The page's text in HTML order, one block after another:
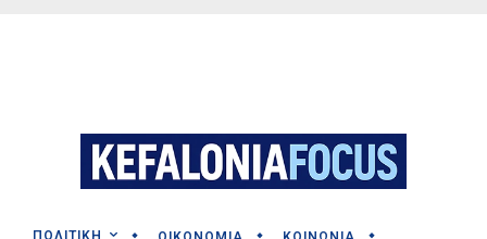
ΠΟΛΙΤΙΚΗ